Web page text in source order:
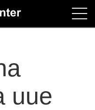
uue